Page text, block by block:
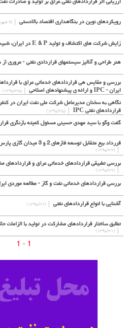
ارزیابی اثر قراردادهای نفتی عراق بر تولید و صادرات
رویکردهای نوین در بنگاهداری اقتصاد بالادستی (۹ شهریور)
زایش شرکت های اکتشاف و تولید E & P در ایران، شبیه سازی یا ژانر
هنر طراحی و آنالیز سیستمهای قراردادی نفتی - مروری
بررسی و مقایس هی قراردادهای خدماتی عراق با
ایران - IPC و ارائه ی پیشنهادهای اصلاحی
(۱۳۹۵/۲/۵)
نگاهی به سخنان مدیرعامل شرکت ملی نفت ایران در
قراردادهای نفتی IPC
(۱۳۹۵/۲/۵)
گفت وگو با سيد مهدي حسيني مسئول كميته بازنگري
قررداد بیع متقابل توسعه فازهای 2 و 3 میدان گازی پارس جنوبی از منظر قراردادهای ناقص
(۱۳۹۵/۲/۲)
بررسي تطبيقي قراردادهاي خدماتي عراق و قراردادهاي
(۱۳۹۵/۲/۲)
بررسی قراردادهای خدماتی نفت و گاز - مطالعه موردی
آشنایی با انواع قراردادهاي نفتی (۱۳۹۵/۲/۱)
تطابق ساختار قراردادهای مشارکت در تولید با الزامات
(۱۳۹۵/۲/۱)
1 - 1